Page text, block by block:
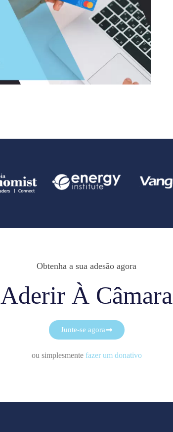
Obtenha a sua adesão agora
Aderir À Câmara
Junte-se agora
ou simplesmente fazer um donativo